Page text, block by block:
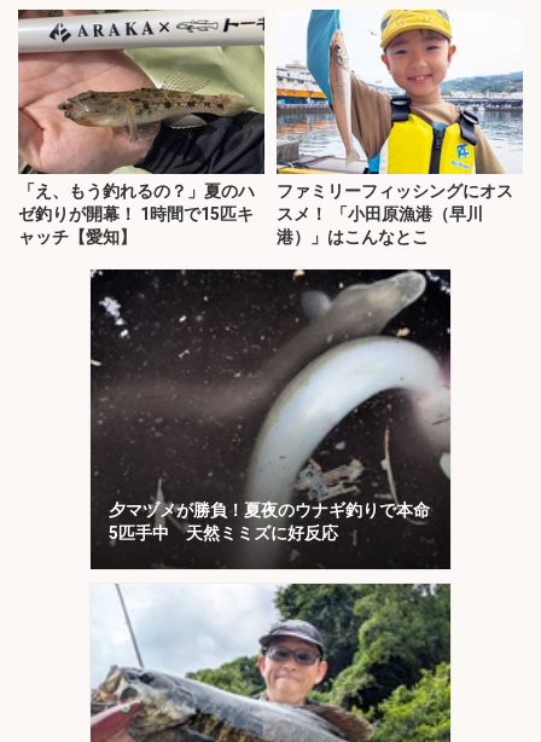
「え、もう釣れるの？」夏のハ
ゼ釣りが開幕！ 1時間で15匹キ
ャッチ【愛知】
ファミリーフィッシングにオス
スメ！ 「小田原漁港（早川
港）」はこんなとこ
夕マヅメが勝負！夏夜のウナギ釣りで本命
5匹手中 天然ミミズに好反応